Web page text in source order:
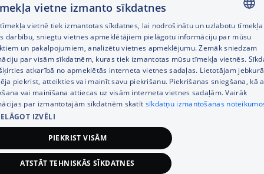
LATVIAN
RUSSIAN
ENGLISH
vietne izmanto sīkdatnes
vietnē tiek izmantotas sīkdatnes, lai nodrošinātu un uzlabotu tīmekļa
darbību, sniegtu vietnes apmeklētājiem pielāgotu informāciju par mūsu
un pakalpojumiem, analizētu vietnes apmeklējumu. Zemāk sniedzam
par visām sīkdatnēm, kuras tiek izmantotas mūsu tīmekļa vietnēs.
atkarībā no apmeklētās interneta vietnes sadaļas. Lietotājam
piekrist, atteikties vai mainīt savu piekrišanu. Piekrišanas sniegšana, kā
vai mainīšana attiecas uz visām interneta vietnes sadaļām. Vairāk
par izmantotajām sīkdatnēm skatīt sīkdatņu izmantošanas
IZVĒLI
PIEKRIST VISĀM
ATSTĀT TEHNISKĀS SĪKDATNES